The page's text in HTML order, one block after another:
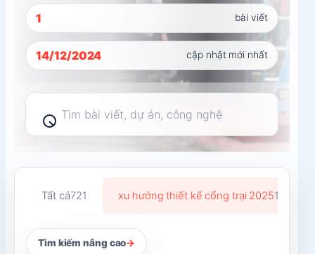
1 bài viết
14/12/2024 cập nhật mới nhất
Tìm
kiếm
Tất cả721 xu hướng thiết kế cổng trại 20251
Tìm kiếm nâng cao→